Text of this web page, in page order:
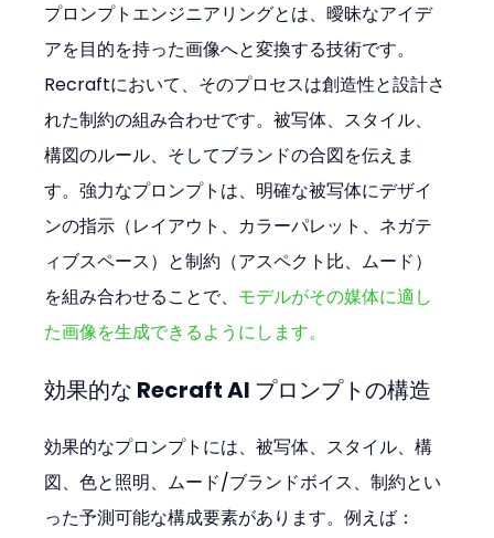
プロンプトエンジニアリングとは、曖昧なアイデ
アを目的を持った画像へと変換する技術です。
Recraftにおいて、そのプロセスは創造性と設計さ
れた制約の組み合わせです。被写体、スタイル、
構図のルール、そしてブランドの合図を伝えま
す。強力なプロンプトは、明確な被写体にデザイ
ンの指示（レイアウト、カラーパレット、ネガテ
ィブスペース）と制約（アスペクト比、ムード）
を組み合わせることで、 モデルがその媒体に適し
た画像を生成できるようにします。
効果的な Recraft AI プロンプトの構造
効果的なプロンプトには、被写体、スタイル、構
図、色と照明、ムード/ブランドボイス、制約とい
った予測可能な構成要素があります。例えば：